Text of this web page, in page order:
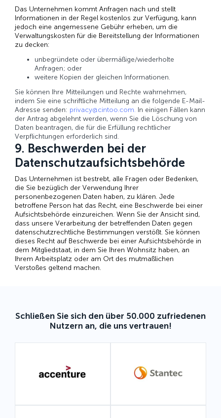
Das Unternehmen kommt Anfragen nach und stellt
Informationen in der Regel kostenlos zur Verfügung, kann
jedoch eine angemessene Gebühr erheben, um die
Verwaltungskosten für die Bereitstellung der Informationen
zu decken:
unbegründete oder übermäßige/wiederholte
Anfragen; oder
weitere Kopien der gleichen Informationen.
Sie können Ihre Mitteilungen und Rechte wahrnehmen,
indem Sie eine schriftliche Mitteilung an die folgende E-Mail-
Adresse senden: privacy@cintoo.com. In einigen Fällen kann
der Antrag abgelehnt werden, wenn Sie die Löschung von
Daten beantragen, die für die Erfüllung rechtlicher
Verpflichtungen erforderlich sind.
9. Beschwerden bei der
Datenschutzaufsichtsbehörde
Das Unternehmen ist bestrebt, alle Fragen oder Bedenken,
die Sie bezüglich der Verwendung Ihrer
personenbezogenen Daten haben, zu klären. Jede
betroffene Person hat das Recht, eine Beschwerde bei einer
Aufsichtsbehörde einzureichen. Wenn Sie der Ansicht sind,
dass unsere Verarbeitung der betreffenden Daten gegen
datenschutzrechtliche Bestimmungen verstößt. Sie können
dieses Recht auf Beschwerde bei einer Aufsichtsbehörde in
dem Mitgliedstaat, in dem Sie Ihren Wohnsitz haben, an
Ihrem Arbeitsplatz oder am Ort des mutmaßlichen
Verstoßes geltend machen.
Schließen Sie sich den über 50.000 zufriedenen
Nutzern an, die uns vertrauen!